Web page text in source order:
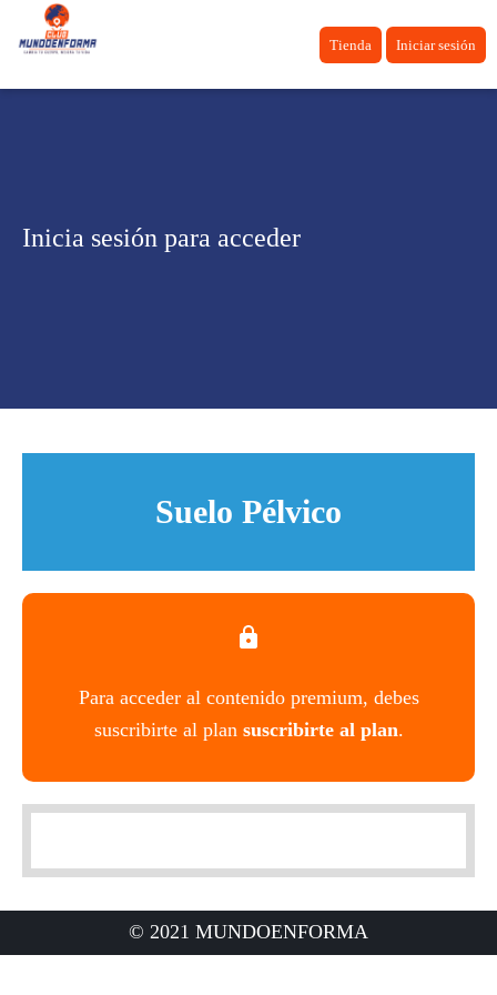
Tienda Iniciar sesión
Inicia sesión para acceder
Suelo Pélvico
Para acceder al contenido premium, debes
suscribirte al plan suscribirte al plan.
© 2021 MUNDOENFORMA